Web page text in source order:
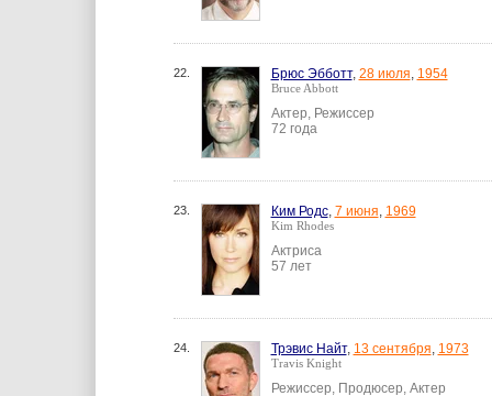
22. Брюс Эбботт, 28 июля, 1954
Bruce Abbott
Актер, Режиссер
72 года
23. Ким Родс, 7 июня, 1969
Kim Rhodes
Актриса
57 лет
24. Трэвис Найт, 13 сентября, 1973
Travis Knight
Режиссер, Продюсер, Актер